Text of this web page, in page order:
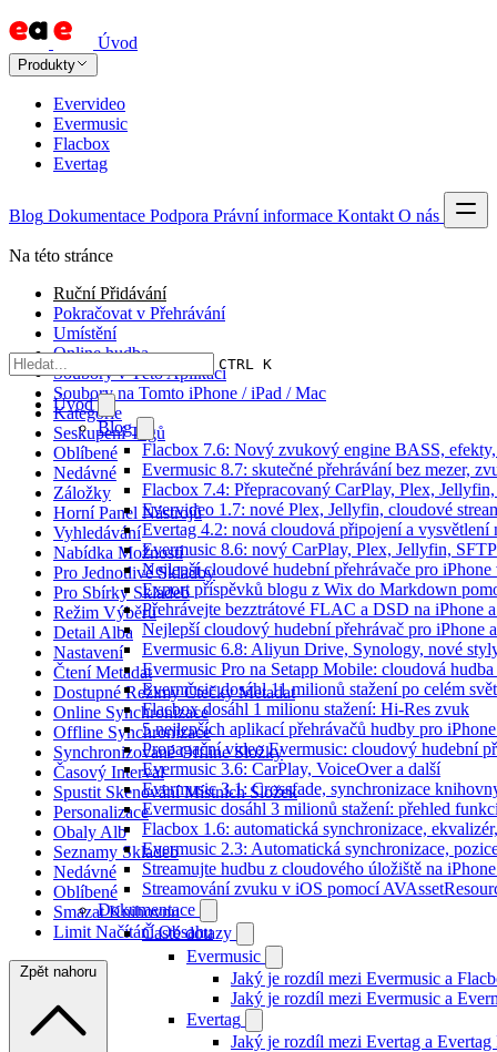
Úvod
Produkty
Evervideo
Evermusic
Flacbox
Evertag
Blog Dokumentace Podpora Právní informace Kontakt O nás
CTRL K
Úvod
Blog
Flacbox 7.6: Nový zvukový engine BASS,
Evermusic 8.7: skutečné přehrávání bez mezer,
Flacbox 7.4: Přepracovaný CarPlay, Plex,
Evervideo 1.7: nové Plex, Jellyfin, cloudové
Evertag 4.2: nová cloudová připojení a vysvětlení
Evermusic 8.6: nový CarPlay, Plex, Jellyfin,
Nejlepší cloudové hudební přehrávače pro iPhone
Export příspěvků blogu z Wix do Markdown
Přehrávejte bezztrátové FLAC a DSD na iPhone
Nejlepší cloudový hudební přehrávač pro iPhone
Evermusic 6.8: Aliyun Drive, Synology, nové
Evermusic Pro na Setapp Mobile: cloudová
Evermusic dosáhl 11 milionů stažení po celém
Flacbox dosáhl 1 milionu stažení: Hi-Res zvuk
5 nejlepších aplikací přehrávačů hudby pro
Propagační video Evermusic: cloudový hudební
Evermusic 3.6: CarPlay, VoiceOver a další
Evermusic 3.1: Crossfade, synchronizace
Evermusic dosáhl 3 milionů stažení: přehled
Flacbox 1.6: automatická synchronizace,
Evermusic 2.3: Automatická synchronizace,
Streamujte hudbu z cloudového úložiště na
Streamování zvuku v iOS pomocí
Dokumentace
Časté dotazy
Evermusic
Jaký je rozdíl mezi Evermusic a
Jaký je rozdíl mezi Evermusic a
Evertag
Jaký je rozdíl mezi Evertag a Evertag
Na této stránce
Ruční Přidávání
Pokračovat v Přehrávání
Umístění
Online hudba
Soubory v Této Aplikaci
Soubory na Tomto iPhone / iPad / Mac
Kategorie
Seskupení Tagů
Oblíbené
Nedávné
Záložky
Horní Panel Nástrojů
Vyhledávání
Nabídka Možností
Pro Jednotlivé Skladby
Pro Sbírky Skladeb
Režim Výběru
Detail Alba
Nastavení
Čtení Metadat
Dostupné Režimy Čtečky Metadat
Online Synchronizace
Offline Synchronizace
Synchronizované Offline Složky
Časový Interval
Spustit Skenování Místních Složek
Personalizace
Obaly Alb
Seznamy Skladeb
Nedávné
Oblíbené
Smazat Knihovnu
Limit Načítání Obsahu
Zpět nahoru